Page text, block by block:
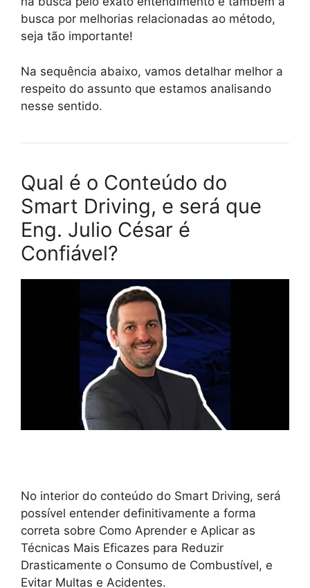
busca por melhorias relacionadas ao método,
seja tão importante!
Na sequência abaixo, vamos detalhar melhor a
respeito do assunto que estamos analisando
nesse sentido.
Qual é o Conteúdo do
Smart Driving, e será que
Eng. Julio César é
Confiável?
No interior do conteúdo do Smart Driving, será
possível entender definitivamente a forma
correta sobre Como Aprender e Aplicar as
Técnicas Mais Eficazes para Reduzir
Drasticamente o Consumo de Combustível, e
Evitar Multas e Acidentes.